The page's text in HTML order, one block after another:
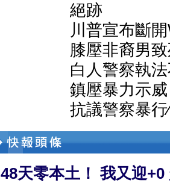
絕跡
川普宣布斷
膝壓非裔男
白人警察執
鎮壓暴力示威
抗議警察暴
48天零本土！ 我又迎